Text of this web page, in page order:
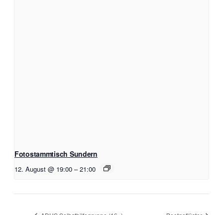
Fotostammtisch Sundern
12. August @ 19:00 – 21:00